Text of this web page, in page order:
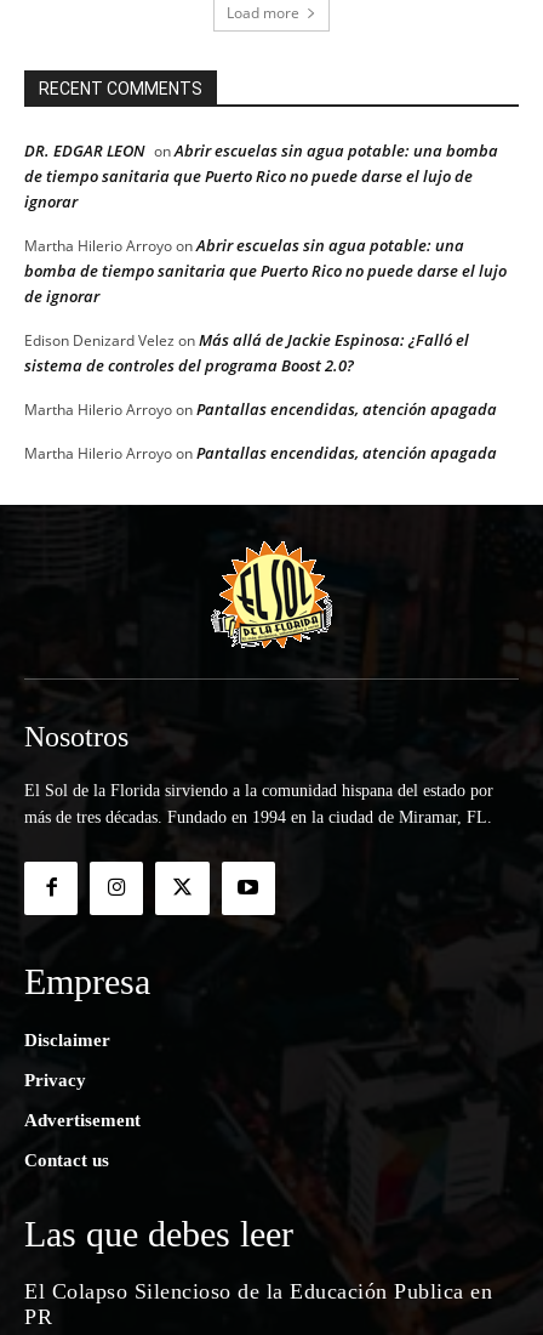
Load more
RECENT COMMENTS
DR. EDGAR LEON onAbrir escuelas sin agua potable: una bomba
de tiempo sanitaria que Puerto Rico no puede darse el lujo de
ignorar
Martha Hilerio ArroyoonAbrir escuelas sin agua potable: una
bomba de tiempo sanitaria que Puerto Rico no puede darse el lujo
de ignorar
Edison Denizard Velez onMás allá de Jackie Espinosa: ¿Falló el
sistema de controles del programa Boost 2.0?
Martha Hilerio ArroyoonPantallas encendidas, atención apagada
Martha Hilerio ArroyoonPantallas encendidas, atención apagada
Nosotros
El Sol de la Florida sirviendo a la comunidad hispana del estado por
más de tres décadas. Fundado en 1994 en la ciudad de Miramar, FL.
Empresa
Disclaimer
Privacy
Advertisement
Contact us
Las que debes leer
El Colapso Silencioso de la Educación Publica en
PR